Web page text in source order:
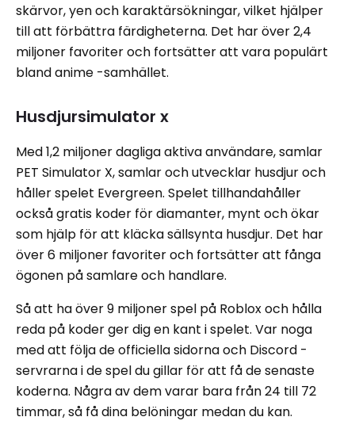
skärvor, yen och karaktärsökningar, vilket hjälper
till att förbättra färdigheterna. Det har över 2,4
miljoner favoriter och fortsätter att vara populärt
bland anime -samhället.
Husdjursimulator x
Med 1,2 miljoner dagliga aktiva användare, samlar
PET Simulator X, samlar och utvecklar husdjur och
håller spelet Evergreen. Spelet tillhandahåller
också gratis koder för diamanter, mynt och ökar
som hjälp för att kläcka sällsynta husdjur. Det har
över 6 miljoner favoriter och fortsätter att fånga
ögonen på samlare och handlare.
Så att ha över 9 miljoner spel på Roblox och hålla
reda på koder ger dig en kant i spelet. Var noga
med att följa de officiella sidorna och Discord -
servrarna i de spel du gillar för att få de senaste
koderna. Några av dem varar bara från 24 till 72
timmar, så få dina belöningar medan du kan.